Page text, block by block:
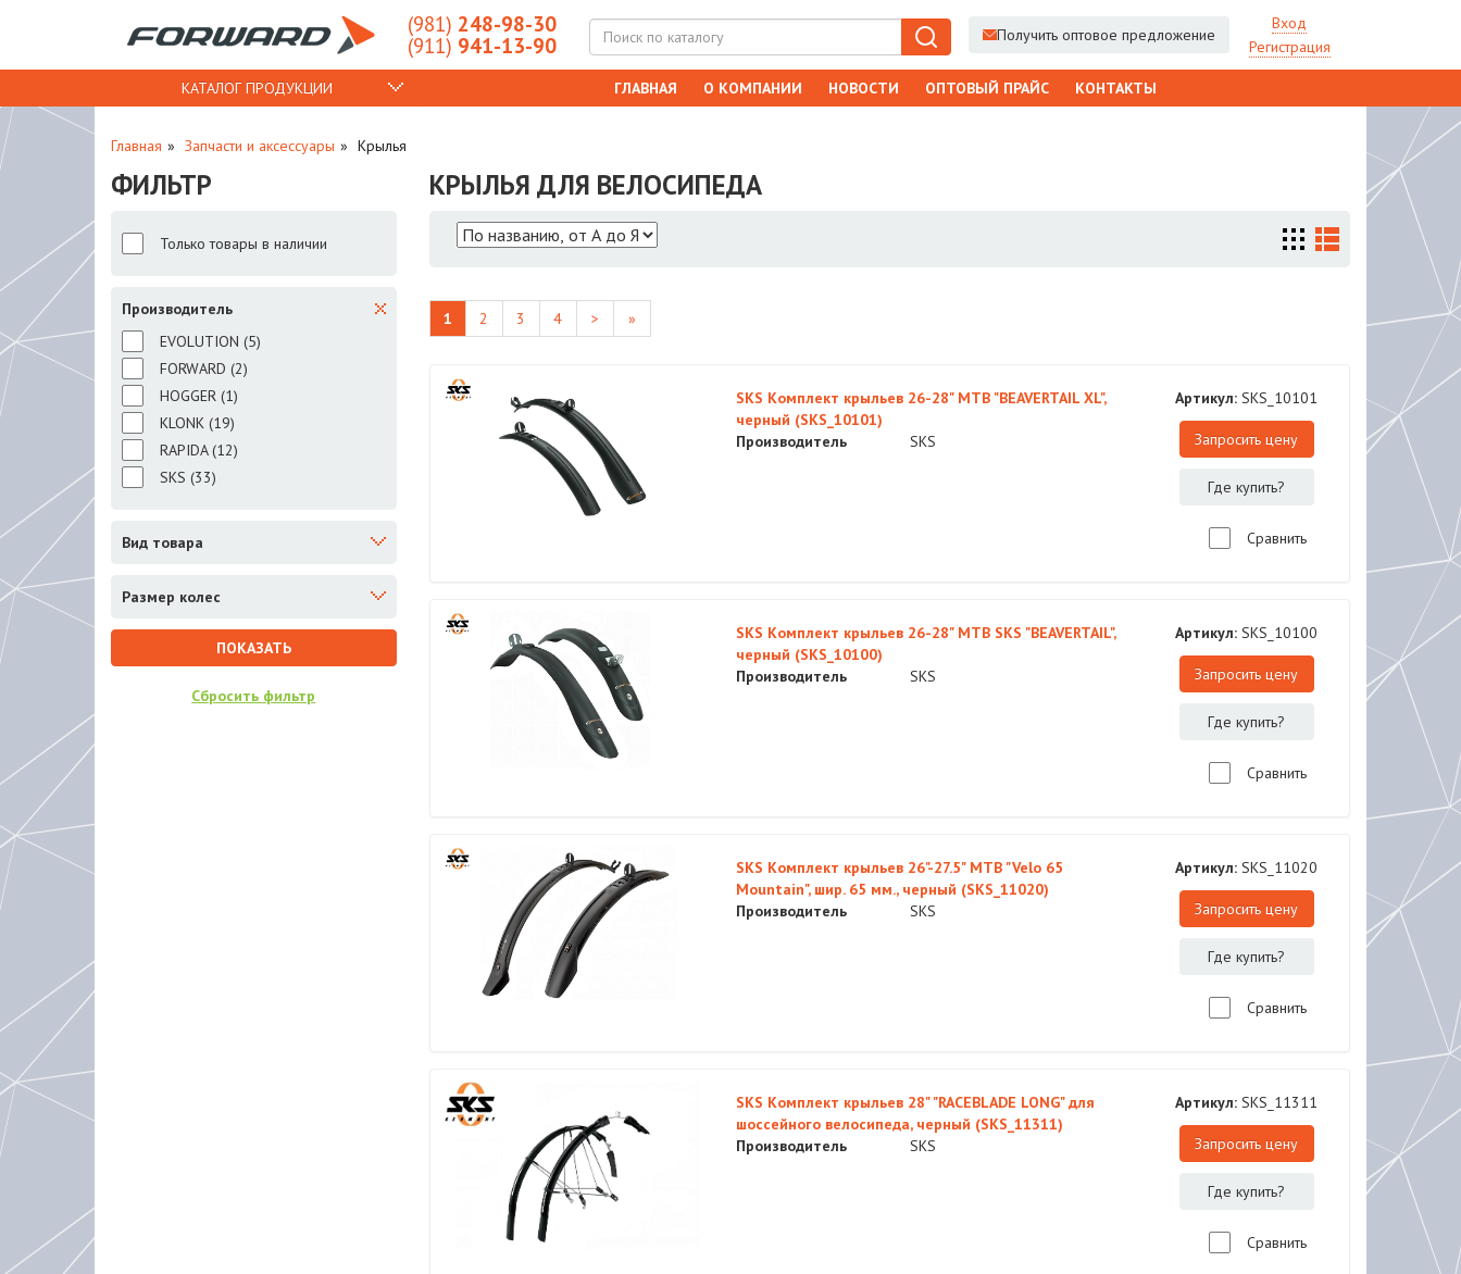
(981) 248-98-30
(911) 941-13-90 Получить оптовое предложение
Вход
Регистрация
КАТАЛОГ ПРОДУКЦИИ ГЛАВНАЯ О КОМПАНИИ НОВОСТИ ОПТОВЫЙ ПРАЙС КОНТАКТЫ
Главная Запчасти и аксессуары Крылья
ФИЛЬТР
Только товары в наличии
Производитель
EVOLUTION (5)
FORWARD (2)
HOGGER (1)
KLONK (19)
RAPIDA (12)
SKS (33)
Вид товара
Размер колес
КРЫЛЬЯ ДЛЯ ВЕЛОСИПЕДА
1 2 3 4 > »
SKS Комплект крыльев 26-28" MTB "BEAVERTAIL ХL",
черный (SKS_10101)
Производитель
SKS
Артикул:SKS_10101
Запросить цену
Где купить?
Сравнить
SKS Комплект крыльев 26-28" MTB SKS "BEAVERTAIL",
черный (SKS_10100)
Производитель
SKS
Артикул:SKS_10100
Запросить цену
Где купить?
Сравнить
SKS Комплект крыльев 26"-27.5" MTB "Velo 65
Mountain", шир. 65 мм., черный (SKS_11020)
Производитель
SKS
Артикул:SKS_11020
Запросить цену
Где купить?
Сравнить
SKS Комплект крыльев 28" "RACEBLADE LONG" для
шоссейного велосипеда, черный (SKS_11311)
Производитель
SKS
Артикул:SKS_11311
Запросить цену
Где купить?
Сравнить